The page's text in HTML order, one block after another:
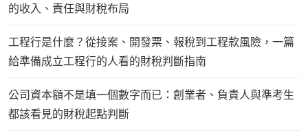
的收入、責任與財稅布局
工程行是什麼？從接案、開發票、報稅到工程款風險，一篇
給準備成立工程行的人看的財稅判斷指南
公司資本額不是填一個數字而已：創業者、負責人與準考生
都該看見的財稅起點判斷